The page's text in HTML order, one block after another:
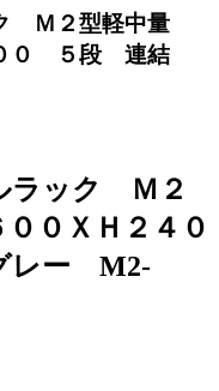
Ｍ２型軽中量
００ ５段 連結
ラック Ｍ２
０ＸＨ２４０
レー M2-